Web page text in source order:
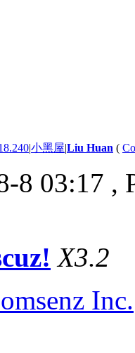
|小黑屋|Liu Huan (
8 03:17 ,
X3.2
Inc.